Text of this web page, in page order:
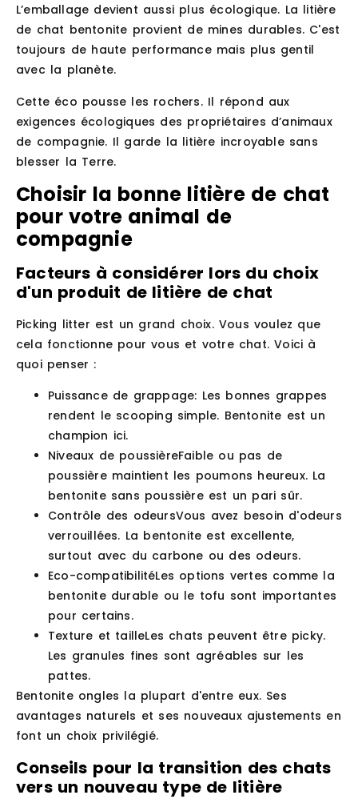
L’emballage devient aussi plus écologique. La litière
de chat bentonite provient de mines durables. C'est
toujours de haute performance mais plus gentil
avec la planète.
Cette éco pousse les rochers. Il répond aux
exigences écologiques des propriétaires d’animaux
de compagnie. Il garde la litière incroyable sans
blesser la Terre.
Choisir la bonne litière de chat
pour votre animal de
compagnie
Facteurs à considérer lors du choix
d'un produit de litière de chat
Picking litter est un grand choix. Vous voulez que
cela fonctionne pour vous et votre chat. Voici à
quoi penser :
Puissance de grappage: Les bonnes grappes
rendent le scooping simple. Bentonite est un
champion ici.
Niveaux de poussièreFaible ou pas de
poussière maintient les poumons heureux. La
bentonite sans poussière est un pari sûr.
Contrôle des odeursVous avez besoin d'odeurs
verrouillées. La bentonite est excellente,
surtout avec du carbone ou des odeurs.
Eco-compatibilitéLes options vertes comme la
bentonite durable ou le tofu sont importantes
pour certains.
Texture et tailleLes chats peuvent être picky.
Les granules fines sont agréables sur les
pattes.
Bentonite ongles la plupart d'entre eux. Ses
avantages naturels et ses nouveaux ajustements en
font un choix privilégié.
Conseils pour la transition des chats
vers un nouveau type de litière